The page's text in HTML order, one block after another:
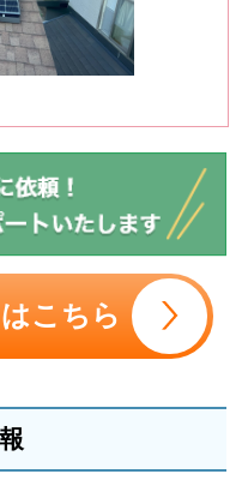
こちら